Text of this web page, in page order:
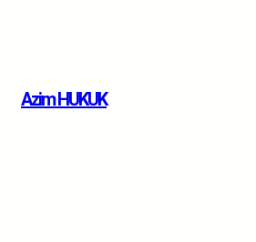
Azim HUKUK